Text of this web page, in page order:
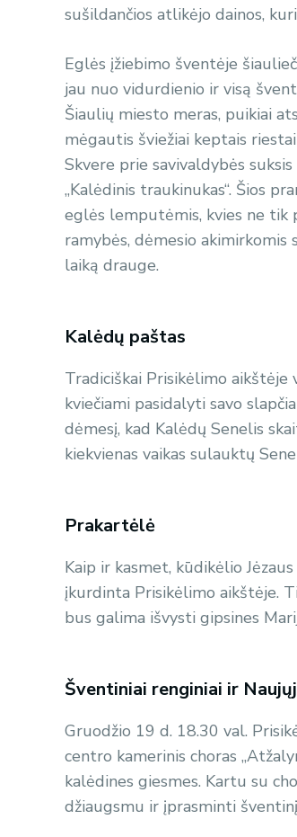
sušildančios atlikėjo dainos,
Eglės įžiebimo šventėje
jau nuo vidurdienio ir visą
Šiaulių miesto meras, puikiai
mėgautis šviežiai keptais
Skvere prie savivaldybės
„Kalėdinis traukinukas“. Šios
eglės lemputėmis, kvies ne tik
ramybės, dėmesio akimirkomis
laiką drauge.
Kalėdų paštas
Tradiciškai Prisikėlimo aikštėje
kviečiami pasidalyti savo
dėmesį, kad Kalėdų Senelis
kiekvienas vaikas sulauktų
Prakartėlė
Kaip ir kasmet, kūdikėlio
įkurdinta Prisikėlimo aikštėje.
bus galima išvysti gipsines
Šventiniai renginiai ir
Gruodžio 19 d. 18.30 val.
centro kamerinis choras
kalėdines giesmes. Kartu su
džiaugsmu ir įprasminti